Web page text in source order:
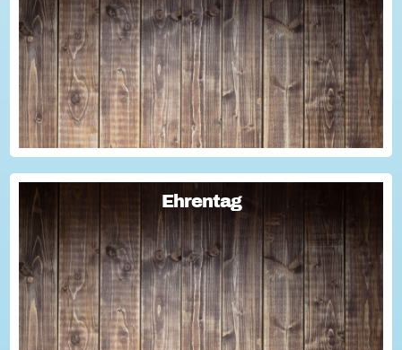
Sie haben Fragen zum Thema "Versicherung im Ehrenamt"?
Oder wollten schon immer mal lernen, wie man Engagement-
Geschichten für die Öffentlichkeitsarbeit des Vereins
nutzen kann? Dann haben wir da was!...
Ehrentag
Ehrentag
Macht den Ehrentag mit eurer Aktion zu eurem "hessischen
Ehrentag"...